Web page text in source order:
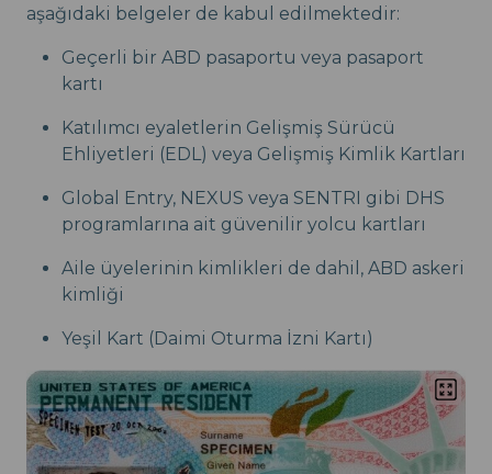
aşağıdaki belgeler de kabul edilmektedir:
Geçerli bir ABD pasaportu veya pasaport
kartı
Katılımcı eyaletlerin Gelişmiş Sürücü
Ehliyetleri (EDL) veya Gelişmiş Kimlik Kartları
Global Entry, NEXUS veya SENTRI gibi DHS
programlarına ait güvenilir yolcu kartları
Aile üyelerinin kimlikleri de dahil, ABD askeri
kimliği
Yeşil Kart (Daimi Oturma İzni Kartı)